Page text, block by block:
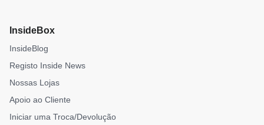
InsideBox
InsideBlog
Registo Inside News
Nossas Lojas
Apoio ao Cliente
Iniciar uma Troca/Devolução